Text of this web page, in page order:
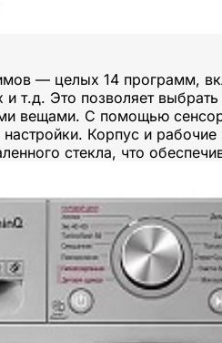
— целых 14 программ,
и т.д. Это позволяет
вещами. С помощью
Корпус и
стекла, что